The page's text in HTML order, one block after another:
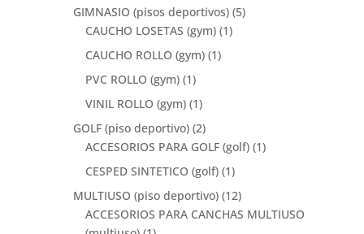
GIMNASIO (pisos deportivos) (5)
CAUCHO LOSETAS (gym) (1)
CAUCHO ROLLO (gym) (1)
PVC ROLLO (gym) (1)
VINIL ROLLO (gym) (1)
GOLF (piso deportivo) (2)
ACCESORIOS PARA GOLF (golf) (1)
CESPED SINTETICO (golf) (1)
MULTIUSO (piso deportivo) (12)
ACCESORIOS PARA CANCHAS MULTIUSO